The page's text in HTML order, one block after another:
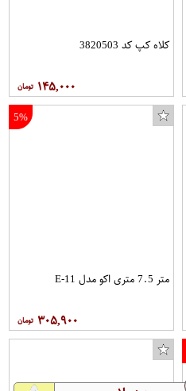
کلاه کپ کد 3820503
۱۴۵,۰۰۰
5%
متر 7.5 متری اکو مدل E-11
۳۰۵,۹۰۰